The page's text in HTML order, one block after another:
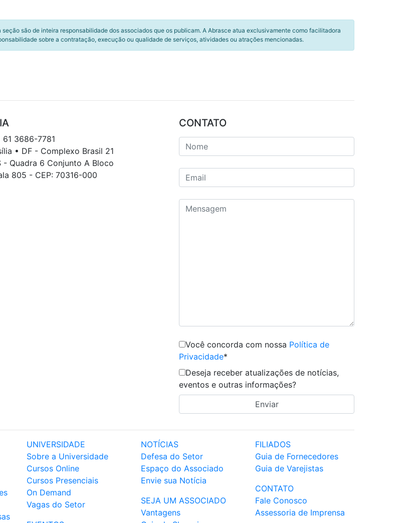
são de inteira responsabilidade dos associados que os publicam. A Abrasce atua exclusivamente como facilitadora
sobre a contratação, execução ou qualidade de serviços, atividades ou atrações mencionadas.
61 3686-7781
• DF - Complexo Brasil 21
- Quadra 6 Conjunto A Bloco
805 - CEP: 70316-000
CONTATO
Você concorda com nossa Política de
Privacidade*
Deseja receber atualizações de notícias,
eventos e outras informações?
UNIVERSIDADE
Sobre a Universidade
Cursos Online
Cursos Presenciais
On Demand
Vagas do Setor
NOTÍCIAS
Defesa do Setor
Espaço do Associado
Envie sua Notícia
SEJA UM ASSOCIADO
Vantagens
FILIADOS
Guia de Fornecedores
Guia de Varejistas
CONTATO
Fale Conosco
Assessoria de Imprensa